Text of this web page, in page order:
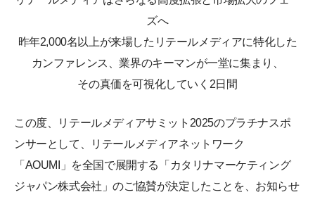
ズへ
昨年2,000名以上が来場したリテールメディアに特化した
カンファレンス、業界のキーマンが一堂に集まり、
その真価を可視化していく2日間
この度、リテールメディアサミット2025のプラチナスポ
ンサーとして、リテールメディアネットワーク
「AOUMI」を全国で展開する「カタリナマーケティング
ジャパン株式会社」のご協賛が決定したことを、お知らせ